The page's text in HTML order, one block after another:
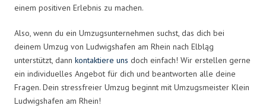
einem positiven Erlebnis zu machen.
Also, wenn du ein Umzugsunternehmen suchst, das dich bei
deinem Umzug von Ludwigshafen am Rhein nach Elbląg
unterstützt, dann kontaktiere uns doch einfach! Wir erstellen gerne
ein individuelles Angebot für dich und beantworten alle deine
Fragen. Dein stressfreier Umzug beginnt mit Umzugsmeister Klein
Ludwigshafen am Rhein!